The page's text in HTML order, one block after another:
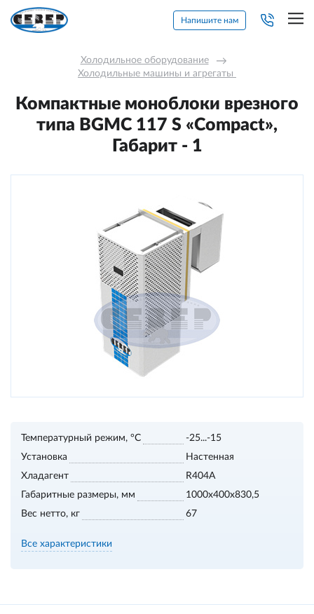
Напишите нам
Холодильное оборудование →
Холодильные машины и агрегаты
Компактные моноблоки врезного
типа BGMС 117 S «Compact»,
Габарит - 1
Температурный режим, °С
-25...-15
Установка
Настенная
Хладагент
R404A
Габаритные размеры, мм
1000х400х830,5
Вес нетто, кг
67
Все характеристики